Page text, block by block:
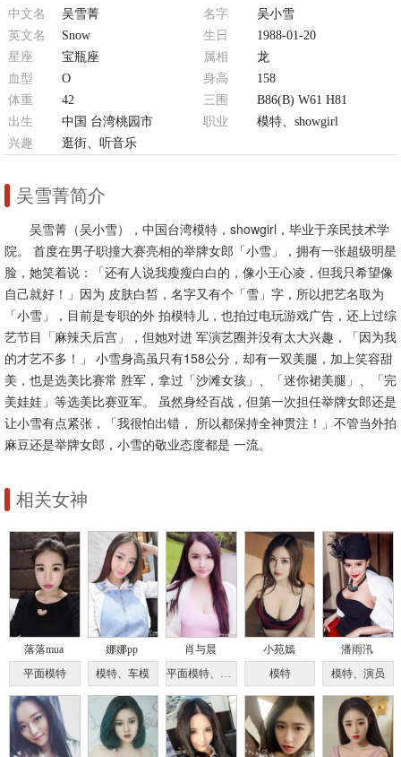
中文名 吴雪菁 名字
吴小雪
英文名
Snow 生日
1988-01-20
星座
宝瓶座 属相
龙
血型
O 身高
158
体重
42 三围
B86(B) W61 H81
出生
中国 台湾桃园市 职业
模特、showgirl
兴趣
逛街、听音乐
吴雪菁简介
吴雪菁（吴小雪），中国台湾模特，showgirl，毕业于亲民技术学
院。 首度在男子职撞大赛亮相的举牌女郎「小雪」，拥有一张超级明星
脸，她笑着说：「还有人说我瘦瘦白白的，像小王心凌，但我只希望像
自己就好！」因为 皮肤白皙，名字又有个「雪」字，所以把艺名取为
「小雪」，目前是专职的外 拍模特儿，也拍过电玩游戏广告，还上过综
艺节目「麻辣天后宫」，但她对进 军演艺圈并没有太大兴趣，「因为我
的才艺不多！」 小雪身高虽只有158公分，却有一双美腿，加上笑容甜
美，也是选美比赛常 胜军，拿过「沙滩女孩」、「迷你裙美腿」、「完
美娃娃」等选美比赛亚军。 虽然身经百战，但第一次担任举牌女郎还是
让小雪有点紧张，「我很怕出错， 所以都保持全神贯注！」不管当外拍
麻豆还是举牌女郎，小雪的敬业态度都是 一流。
相关女神
落落mua
平面模特
娜娜pp
模特、车模
肖与晨
平面模特、演员
小苑嫣
模特
潘雨汛
模特、演员